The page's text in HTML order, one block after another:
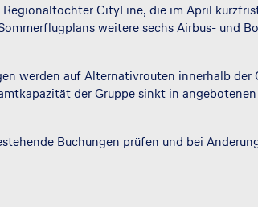
CityLine, die im April
weitere sechs Airbus- und
werden auf Alternativrouten innerhalb der
der Gruppe sinkt in
Buchungen prüfen und bei